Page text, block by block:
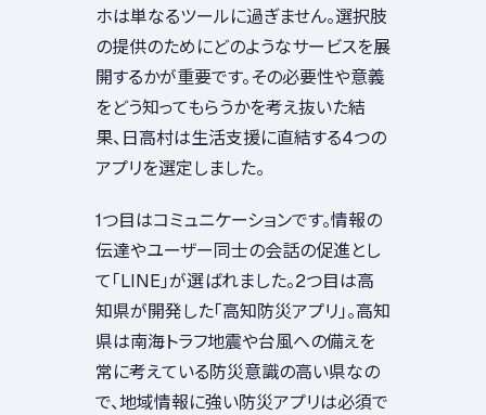
ホは単なるツールに過ぎません。選択肢
の提供のためにどのようなサービスを展
開するかが重要です。その必要性や意義
をどう知ってもらうかを考え抜いた結
果、日高村は生活支援に直結する4つの
アプリを選定しました。
1つ目はコミュニケーションです。情報の
伝達やユーザー同士の会話の促進とし
て「LINE」が選ばれました。2つ目は高
知県が開発した「高知防災アプリ」。高知
県は南海トラフ地震や台風への備えを
常に考えている防災意識の高い県なの
で、地域情報に強い防災アプリは必須で